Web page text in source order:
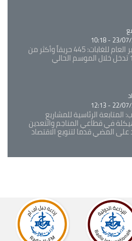
23/07/
المدير العام للغابات: 445 حريقاً وأكثر من
22/07/
المتابعة الرئاسية للمشاريع
في قطاعي المناجم والتعدين
على المضي قدما لتنويع الاقتصاد